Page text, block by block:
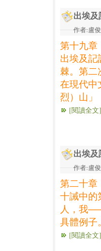
出埃及
作者:盧
第十九章
出埃及記
棘。第二
在現代中
烈）山」
[閱讀全文]
出埃及
作者:盧
第二十章
十誡中的
人，我
具體例子
[閱讀全文]